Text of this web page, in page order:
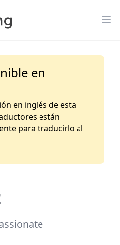
en
en inglés de esta
están
para traducirlo al